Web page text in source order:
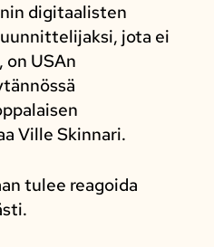
digitaalisten
jota ei
on USAn
Ville Skinnari.
tulee reagoida